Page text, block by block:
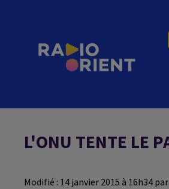
L'ONU TENTE LE
Modifié : 14 janvier 2015 à 16h34